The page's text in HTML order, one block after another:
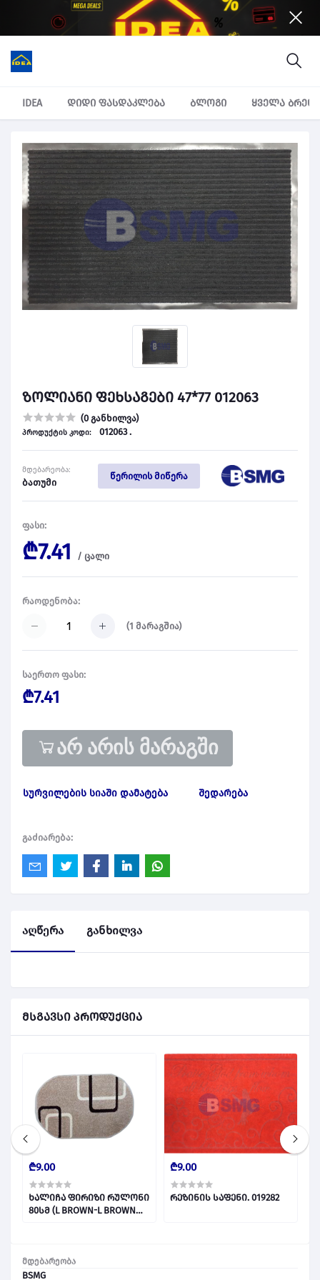
IDEA დიდი ფასდაკლება ბლოგი ყველა
ზოლიანი ფეხსაგები 47*77 012063
(0 განხილვა)
პროდუქტის კოდი: 012063 .
მდებარეობა:
ბათუმი
წერილის მიწერა
ფასი:
₾7.41 / ცალი
რაოდენობა:
(1 მარაგშია)
საერთო ფასი:
₾7.41
არ არის მარაგში
სურვილების სიაში დამატება შედარება
გაძიარება:
მდებარეობა
BSMG
აღწერა განხილვა
მსგავსი პროდუქცია
₾9.00
ხალიჩა ფირიზი რულონი
80სმ (L BROWN-L BROWN
₾9.00
რეზინის საფენი. 019282